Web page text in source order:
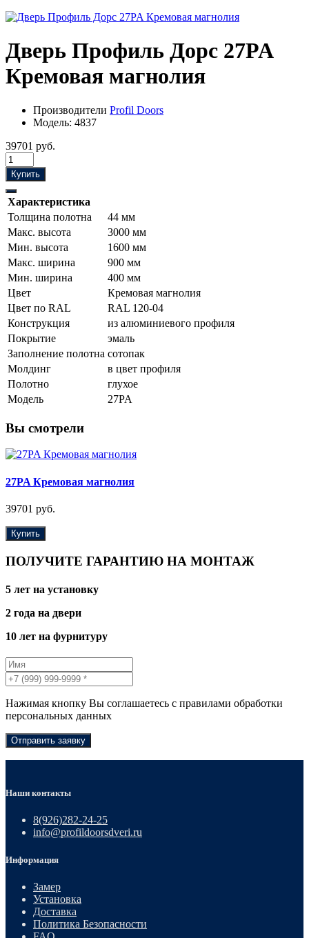
Дверь Профиль Дорс 27PA
Кремовая магнолия
Производители Profil Doors
Модель: 4837
39701 руб.
Купить
Характеристика
Толщина полотна
44 мм
Макс. высота
3000 мм
Мин. высота
1600 мм
Макс. ширина
900 мм
Мин. ширина
400 мм
Цвет
Кремовая магнолия
Цвет по RAL
RAL 120-04
Конструкция
из алюминиевого профиля
Покрытие
эмаль
Заполнение полотна сотопак
Молдинг
в цвет профиля
Полотно
глухое
Модель
27PA
Вы смотрели
27PA Кремовая магнолия
39701 руб.
Купить
ПОЛУЧИТЕ ГАРАНТИЮ НА МОНТАЖ
5 лет на установку
2 года на двери
10 лет на фурнитуру
Нажимая кнопку Вы соглашаетесь с правилами обработки
персональных данных
Отправить заявку
Наши контакты
8(926)282-24-25
info@profildoorsdveri.ru
Информация
Замер
Установка
Доставка
Политика Безопасности